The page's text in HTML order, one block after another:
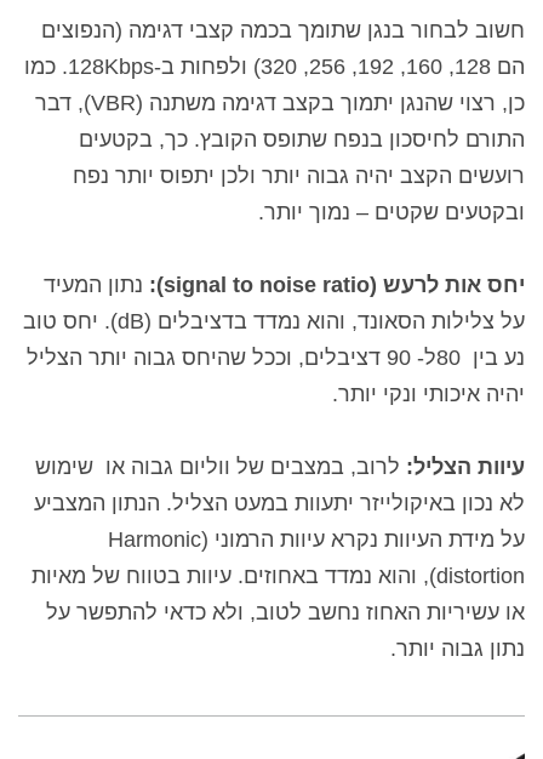
חשוב לבחור בנגן שתומך בכמה קצבי דגימה (הנפוצים
הם 128, 160, 192, 256, 320) ולפחות ב-
128Kbps
. כמו
כן, רצוי שהנגן יתמוך בקצב דגימה משתנה (VBR), דבר
התורם לחיסכון בנפח שתופס הקובץ. כך, בקטעים
רועשים הקצב יהיה גבוה יותר ולכן יתפוס יותר נפח
ובקטעים שקטים – נמוך יותר.
יחס אות לרעש (signal to noise ratio
): נתון המעיד
על צלילות הסאונד, והוא נמדד בדציבלים (dB). יחס טוב
נע בין 80ל-
90 דציבלים, וככל שהיחס גבוה יותר הצליל
יהיה איכותי ונקי יותר.
עיוות הצליל: לרוב, במצבים של ווליום גבוה או שימוש
לא נכון באיקולייזר יתעוות במעט הצליל. הנתון המצביע
על מידת העיוות נקרא עיוות הרמוני (Harmonic
distortion), והוא נמדד באחוזים. עיוות בטווח של מאיות
או עשיריות האחוז נחשב לטוב, ולא כדאי להתפשר על
נתון גבוה יותר.